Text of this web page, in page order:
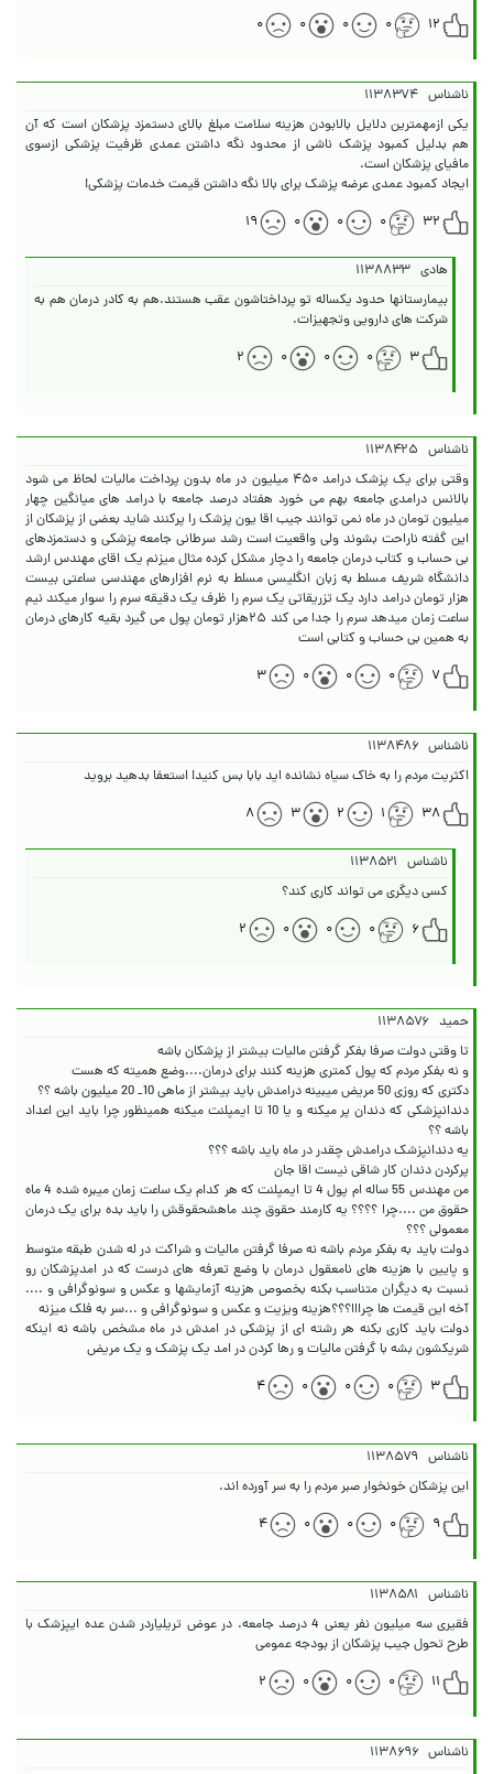
۱۲
۰ ۰ ۰ ۰
ناشناس ۱۱۳۸۳۷۴
یکی ازمهمترین دلایل بالابودن هزینه سلامت مبلغ بالای دستمزد پزشکان است که آن
هم بدلیل کمبود پزشک ناشی از محدود نگه داشتن عمدی ظرفیت پزشکی ازسوی
ایجاد کمبود عمدی عرضه پزشک برای بالا نگه داشتن قیمت خدمات پزشکی!
۳۲
۰ ۰ ۰ ۱۹
هادی ۱۱۳۸۸۳۳
بیمارستانها حدود یکساله تو پرداختاشون عقب هستند.هم به کادر درمان هم به
شرکت های دارویی وتجهیزات.
۳
۰ ۰ ۰ ۲
ناشناس ۱۱۳۸۴۲۵
وقتی برای یک پزشک درامد ۴۵۰ میلیون در ماه بدون پرداخت مالیات لحاظ می شود
بالانس درامدی جامعه بهم می خورد هفتاد درصد جامعه با درامد های میانگین چهار
میلیون تومان در ماه نمی توانند جیب اقا یون پزشک را پرکنند شاید بعضی از پزشکان از
این گفته ناراحت بشوند ولی واقعیت است رشد سرطانی جامعه پزشکی و دستمزدهای
بی حساب و کتاب درمان جامعه را دچار مشکل کرده مثال میزنم یک اقای مهندس ارشد
دانشگاه شریف مسلط به زبان انگلیسی مسلط به نرم افزارهای مهندسی ساعتی بیست
هزار تومان درامد دارد یک تزریقاتی یک سرم را ظرف یک دقیقه سرم را سوار میکند نیم
ساعت زمان میدهد سرم را جدا می کند ۲۵هزار تومان پول می گیرد بقیه کارهای درمان
به همین بی حساب و کتابی است
۷
۰ ۰ ۰ ۳
ناشناس ۱۱۳۸۴۸۶
اکثریت مردم را به خاک سیاه نشانده اید بابا بس کنید! استعفا بدهید بروید
۳۸
۱ ۲ ۳ ۸
ناشناس ۱۱۳۸۵۲۱
کسی دیگری می تواند کاری کند؟
۶
۰ ۰ ۰ ۲
حمید ۱۱۳۸۵۷۶
دندانپزشکی که دندان پر میکنه و یا 10 تا ایمپلنت میکنه همینظور چرا باید این اعداد
من مهندس 55 ساله ام پول 4 تا ایمپلنت که هر کدام یک ساعت زمان میبره شده 4 ماه
حقوق من ....چرا ؟؟؟؟ یه کارمند حقوق چند ماهشحقوقش را باید بده برای یک درمان
دولت باید به بفکر مردم باشه نه صرفا گرفتن مالیات و شراکت در له شدن طبقه متوسط
و پایین با هزینه های نامعقول درمان با وضع تعرفه های درست که در امدپزشکان رو
نسبت به دیگران متناسب بکنه بخصوص هزینه آزمایشها و عکس و سونوگرافی و ....
دولت باید کاری بکنه هر رشته ای از پزشکی در امدش در ماه مشخص باشه نه اینکه
شریکشون بشه با گرفتن مالیات و رها کردن در امد یک پزشک و یک مریض
۳
۰ ۰ ۰ ۴
ناشناس ۱۱۳۸۵۷۹
این پزشکان خونخوار صبر مردم را به سر آورده اند.
۹
۰ ۰ ۰ ۴
ناشناس ۱۱۳۸۵۸۱
فقیری سه میلیون نفر یعنی 4 درصد جامعه. در عوض تریلیاردر شدن عده ایپزشک با
طرح تحول جیب پزشکان از بودجه عمومی
۱۱
۰ ۰ ۰ ۲
ناشناس ۱۱۳۸۶۹۶